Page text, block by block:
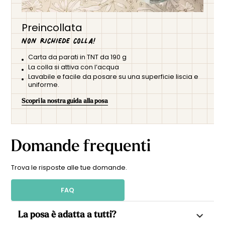
Preincollata
Non richiede colla!
Carta da parati in TNT da 190 g
La colla si attiva con l’acqua
Lavabile e facile da posare su una superficie liscia e
uniforme.
Scopri la nostra guida alla posa
Domande frequenti
Trova le risposte alle tue domande.
FAQ
La posa è adatta a tutti?